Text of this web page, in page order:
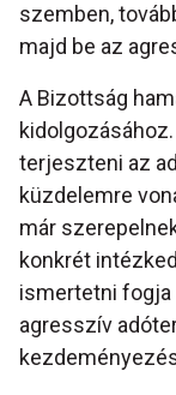
szemben,
majd be az
A Bizottság
terjeszteni az
küzdelemre
már
konkrét
ismertetni fogja
agresszív